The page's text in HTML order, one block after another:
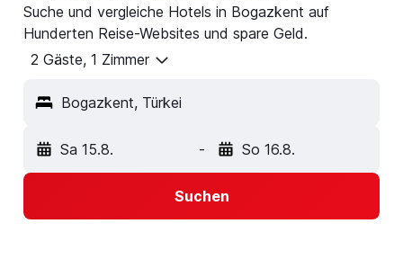
Suche und vergleiche Hotels in Bogazkent auf
Hunderten Reise-Websites und spare Geld.
2 Gäste, 1 Zimmer
Bogazkent, Türkei
Sa 15.8. - So 16.8.
Suchen